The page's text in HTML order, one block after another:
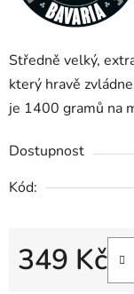
Středně velký,
který hravě
je 1400 gramů na
Dostupnost
Kód:
349 Kč